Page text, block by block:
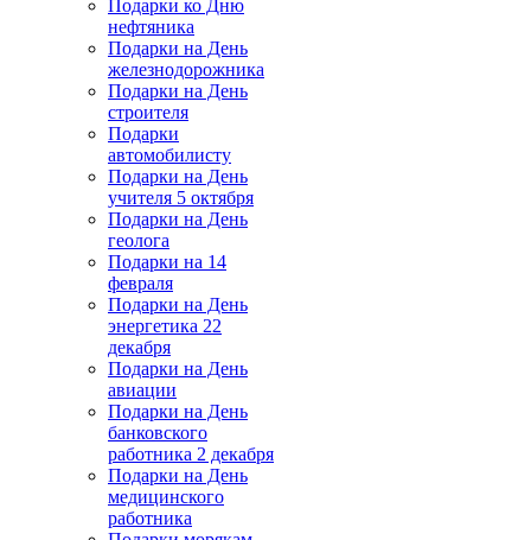
Подарки ко Дню
нефтяника
Подарки на День
железнодорожника
Подарки на День
строителя
Подарки
автомобилисту
Подарки на День
учителя 5 октября
Подарки на День
геолога
Подарки на 14
февраля
Подарки на День
энергетика 22
декабря
Подарки на День
авиации
Подарки на День
банковского
работника 2 декабря
Подарки на День
медицинского
работника